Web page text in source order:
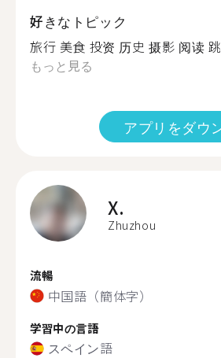
好きなトピック
旅行 美食 投资 历史 摄影 阅读
もっと見る
アプリをダウ
X.
Zhuzhou
流暢
中国語（簡体字）
学習中の言語
スペイン語